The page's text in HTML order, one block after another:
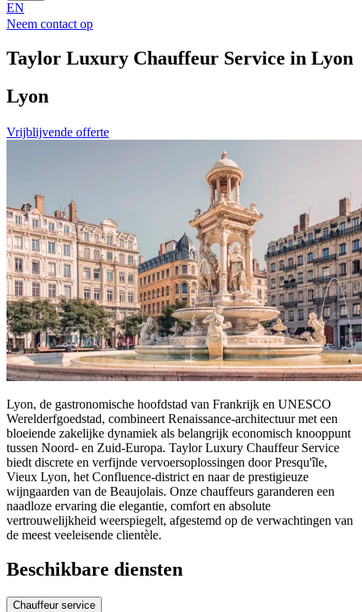
EN
Neem contact op
Taylor Luxury Chauffeur Service in Lyon
Lyon
Vrijblijvende offerte
Lyon, de gastronomische hoofdstad van Frankrijk en UNESCO
Werelderfgoedstad, combineert Renaissance-architectuur met een
bloeiende zakelijke dynamiek als belangrijk economisch knooppunt
tussen Noord- en Zuid-Europa. Taylor Luxury Chauffeur Service
biedt discrete en verfijnde vervoersoplossingen door Presqu'île,
Vieux Lyon, het Confluence-district en naar de prestigieuze
wijngaarden van de Beaujolais. Onze chauffeurs garanderen een
naadloze ervaring die elegantie, comfort en absolute
vertrouwelijkheid weerspiegelt, afgestemd op de verwachtingen van
de meest veeleisende clientèle.
Beschikbare diensten
Chauffeur service